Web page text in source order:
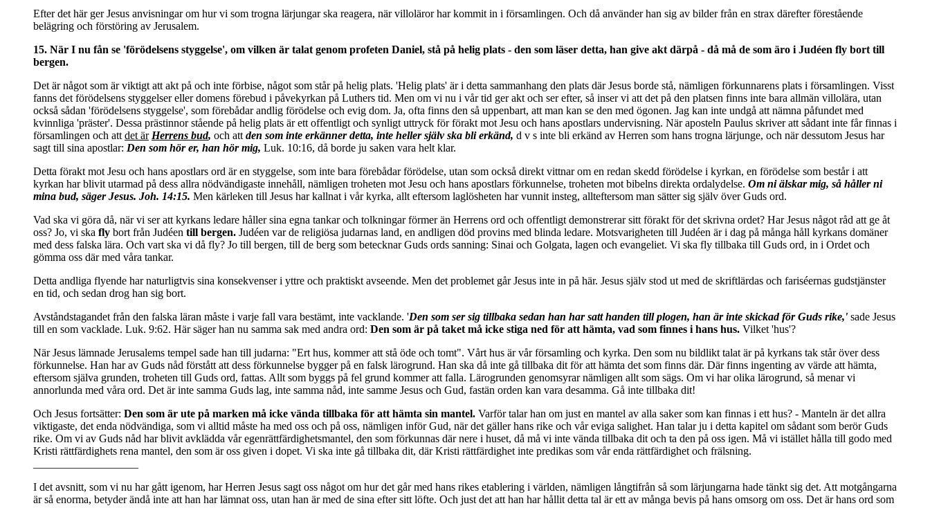
Efter det här ger Jesus anvisningar om hur vi som trogna lärjungar ska reagera, när villoläror har kommit in i församlingen. Och då använder han sig av bilder från en strax därefter förestående
belägring och förstöring av Jerusalem.
15. När I nu fån se 'förödelsens styggelse', om vilken är talat genom profeten Daniel, stå på helig plats - den som läser detta, han give akt därpå - då må de som äro i Judéen fly bort till
bergen.
Det är något som är viktigt att akt på och inte förbise, något som står på helig plats. 'Helig plats' är i detta sammanhang den plats där Jesus borde stå, nämligen förkunnarens plats i församlingen. Visst
fanns det förödelsens styggelser eller domens förebud i påvekyrkan på Luthers tid. Men om vi nu i vår tid ger akt och ser efter, så inser vi att det på den platsen finns inte bara allmän villolära, utan
också sådan 'förödelsens styggelse', som förebådar andlig förödelse och evig dom. Ja, ofta finns den så uppenbart, att man kan se den med ögonen. Jag kan inte undgå att nämna påfundet med
kvinnliga 'präster'. Dessa prästinnor stående på helig plats är ett offentligt och synligt uttryck för förakt mot Jesu och hans apostlars undervisning. När aposteln Paulus skriver att sådant inte får finnas i
församlingen och att det är Herrens bud, och att den som inte erkänner detta, inte heller själv ska bli erkänd, d v s inte bli erkänd av Herren som hans trogna lärjunge, och när dessutom Jesus har
sagt till sina apostlar: Den som hör er, han hör mig, Luk. 10:16, då borde ju saken vara helt klar.
Detta förakt mot Jesu och hans apostlars ord är en styggelse, som inte bara förebådar förödelse, utan som också direkt vittnar om en redan skedd förödelse i kyrkan, en förödelse som består i att
kyrkan har blivit utarmad på dess allra nödvändigaste innehåll, nämligen troheten mot Jesu och hans apostlars förkunnelse, troheten mot bibelns direkta ordalydelse. Om ni älskar mig, så håller ni
mina bud, säger Jesus. Joh. 14:15. Men kärleken till Jesus har kallnat i vår kyrka, allt eftersom laglösheten har vunnit insteg, allteftersom man sätter sig själv över Guds ord.
Vad ska vi göra då, när vi ser att kyrkans ledare håller sina egna tankar och tolkningar förmer än Herrens ord och offentligt demonstrerar sitt förakt för det skrivna ordet? Har Jesus något råd att ge åt
oss? Jo, vi ska fly bort från Judéen till bergen. Judéen var de religiösa judarnas land, en andligen död provins med blinda ledare. Motsvarigheten till Judéen är i dag på många håll kyrkans domäner
med dess falska lära. Och vart ska vi då fly? Jo till bergen, till de berg som betecknar Guds ords sanning: Sinai och Golgata, lagen och evangeliet. Vi ska fly tillbaka till Guds ord, in i Ordet och
gömma oss där med våra tankar.
Detta andliga flyende har naturligtvis sina konsekvenser i yttre och praktiskt avseende. Men det problemet går Jesus inte in på här. Jesus själv stod ut med de skriftlärdas och fariséernas gudstjänster
en tid, och sedan drog han sig bort.
Avståndstagandet från den falska läran måste i varje fall vara bestämt, inte vacklande. 'Den som ser sig tillbaka sedan han har satt handen till plogen, han är inte skickad för Guds rike,' sade Jesus
till en som vacklade. Luk. 9:62. Här säger han nu samma sak med andra ord: Den som är på taket må icke stiga ned för att hämta, vad som finnes i hans hus. Vilket 'hus'?
När Jesus lämnade Jerusalems tempel sade han till judarna: "Ert hus, kommer att stå öde och tomt". Vårt hus är vår församling och kyrka. Den som nu bildlikt talat är på kyrkans tak står över dess
förkunnelse. Han har av Guds nåd förstått att dess förkunnelse bygger på en falsk lärogrund. Han ska då inte gå tillbaka dit för att hämta det som finns där. Där finns ingenting av värde att hämta,
eftersom själva grunden, troheten till Guds ord, fattas. Allt som byggs på fel grund kommer att falla. Lärogrunden genomsyrar nämligen allt som sägs. Om vi har olika lärogrund, så menar vi
annorlunda med våra ord. Det är inte samma Guds lag, inte samma nåd, inte samme Jesus och Gud, fastän orden kan vara desamma. Gå inte tillbaka dit!
Och Jesus fortsätter: Den som är ute på marken må icke vända tillbaka för att hämta sin mantel. Varför talar han om just en mantel av alla saker som kan finnas i ett hus? - Manteln är det allra
viktigaste, det enda nödvändiga, som vi alltid måste ha med oss och på oss, nämligen inför Gud, när det gäller hans rike och vår eviga salighet. Han talar ju i detta kapitel om sådant som berör Guds
rike. Om vi av Guds nåd har blivit avklädda vår egenrättfärdighetsmantel, den som förkunnas där nere i huset, då må vi inte vända tillbaka dit och ta den på oss igen. Må vi istället hålla till godo med
Kristi rättfärdighets rena mantel, den som är oss given i dopet. Vi ska inte gå tillbaka dit, där Kristi rättfärdighet inte predikas som vår enda rättfärdighet och frälsning.
I det avsnitt, som vi nu har gått igenom, har Herren Jesus sagt oss något om hur det går med hans rikes etablering i världen, nämligen långtifrån så som lärjungarna hade tänkt sig det. Att motgångarna
är så enorma, betyder ändå inte att han har lämnat oss, utan han är med de sina efter sitt löfte. Och just det att han har hållit detta tal är ett av många bevis på hans omsorg om oss. Det är hans ord som